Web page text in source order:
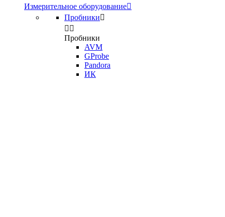
Измерительное оборудование
Пробники
 
Пробники
AVM
GProbe
Pandora
ИК